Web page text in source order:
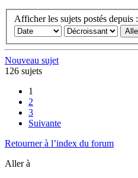
Afficher les sujets postés depuis :
Nouveau sujet
126 sujets
1
2
3
Suivante
Retourner à l’index du forum
Aller à